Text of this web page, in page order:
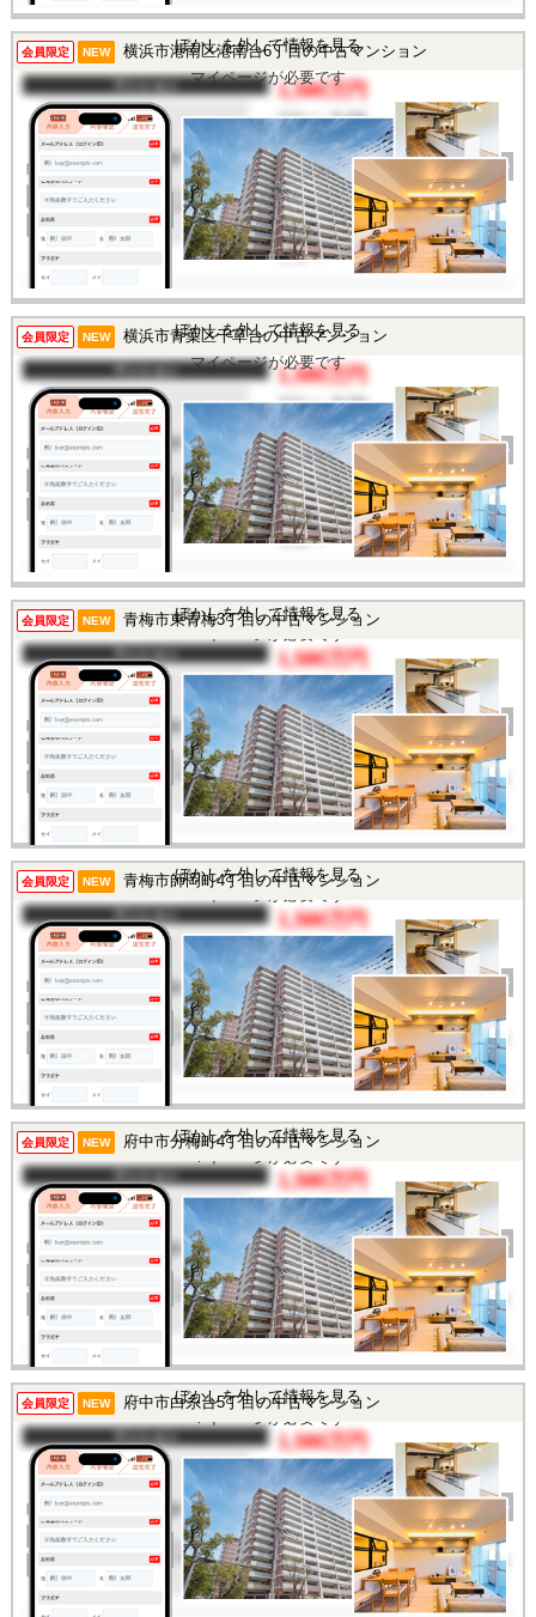
会員限定 NEW 横浜市港南区港南台6丁目の中古マンション
1,580万円
間取り 2LDK
完成年 1974年
建物面積 48.99㎡
土地面積 -
所在地 神奈川県横浜市港南区港
南台6丁目
交通 /
この物件を見るには
マイページが必要です
ぼかしを外して情報を見る
会員限定 NEW 横浜市青葉区千草台の中古マンション
マンション 1,580万円
間取り 2LDK
完成年 1973年
建物面積 52.64㎡
土地面積 -
所在地 神奈川県横浜市青葉区千
草台
交通 /
この物件を見るには
マイページが必要です
ぼかしを外して情報を見る
会員限定 NEW 青梅市東青梅3丁目の中古マンション
マンション 1,580万円
間取り
2SLDK
完成年
1981年
建物面積 55.89㎡
土地面積 -
所在地 東京都青梅市東青梅3丁目
交通 /
この物件を見るには
ぼかしを外して情報を見る
会員限定 NEW 青梅市師岡町4丁目の中古マンション
マンション 1,580万円
間取り
2SLDK
完成年
1997年
建物面積 57.58㎡
土地面積 -
所在地 東京都青梅市師岡町4丁目
交通 /
この物件を見るには
ぼかしを外して情報を見る
会員限定 NEW 府中市分梅町4丁目の中古マンション
1,580万円
間取り 1LDK
完成年
1992年
建物面積 44.55㎡
土地面積 -
所在地 東京都府中市分梅町4丁目
交通 /
この物件を見るには
ぼかしを外して情報を見る
会員限定 NEW 府中市白糸台5丁目の中古マンション
1,580万円
間取り 2LDK
完成年
1975年
建物面積 48.99㎡
土地面積 -
所在地 東京都府中市白糸台5丁目
交通 /
この物件を見るには
ぼかしを外して情報を見る